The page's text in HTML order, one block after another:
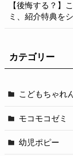
【後悔する？】
ミ、紹介特典を
カテゴリー
こどもちゃれ
モコモコゼミ
幼児ポピー